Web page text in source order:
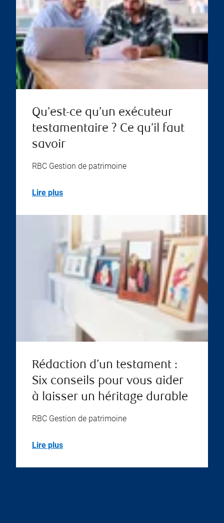
Qu’est-ce qu’un exécuteur
testamentaire ? Ce qu’il faut
savoir
RBC Gestion de patrimoine
Lire plus
Rédaction d’un testament :
Six conseils pour vous aider
à laisser un héritage durable
RBC Gestion de patrimoine
Lire plus